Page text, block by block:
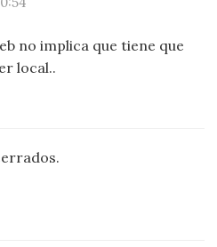
no implica que tiene que
local..